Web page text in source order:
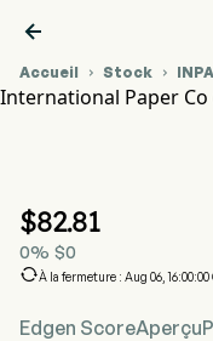

Accueil  Stock 
International Paper Co
$82.81
0% $0
À la fermeture : Aug 06,
Edgen ScoreAperçu